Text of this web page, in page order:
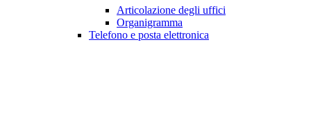
Articolazione degli uffici
Organigramma
Telefono e posta elettronica